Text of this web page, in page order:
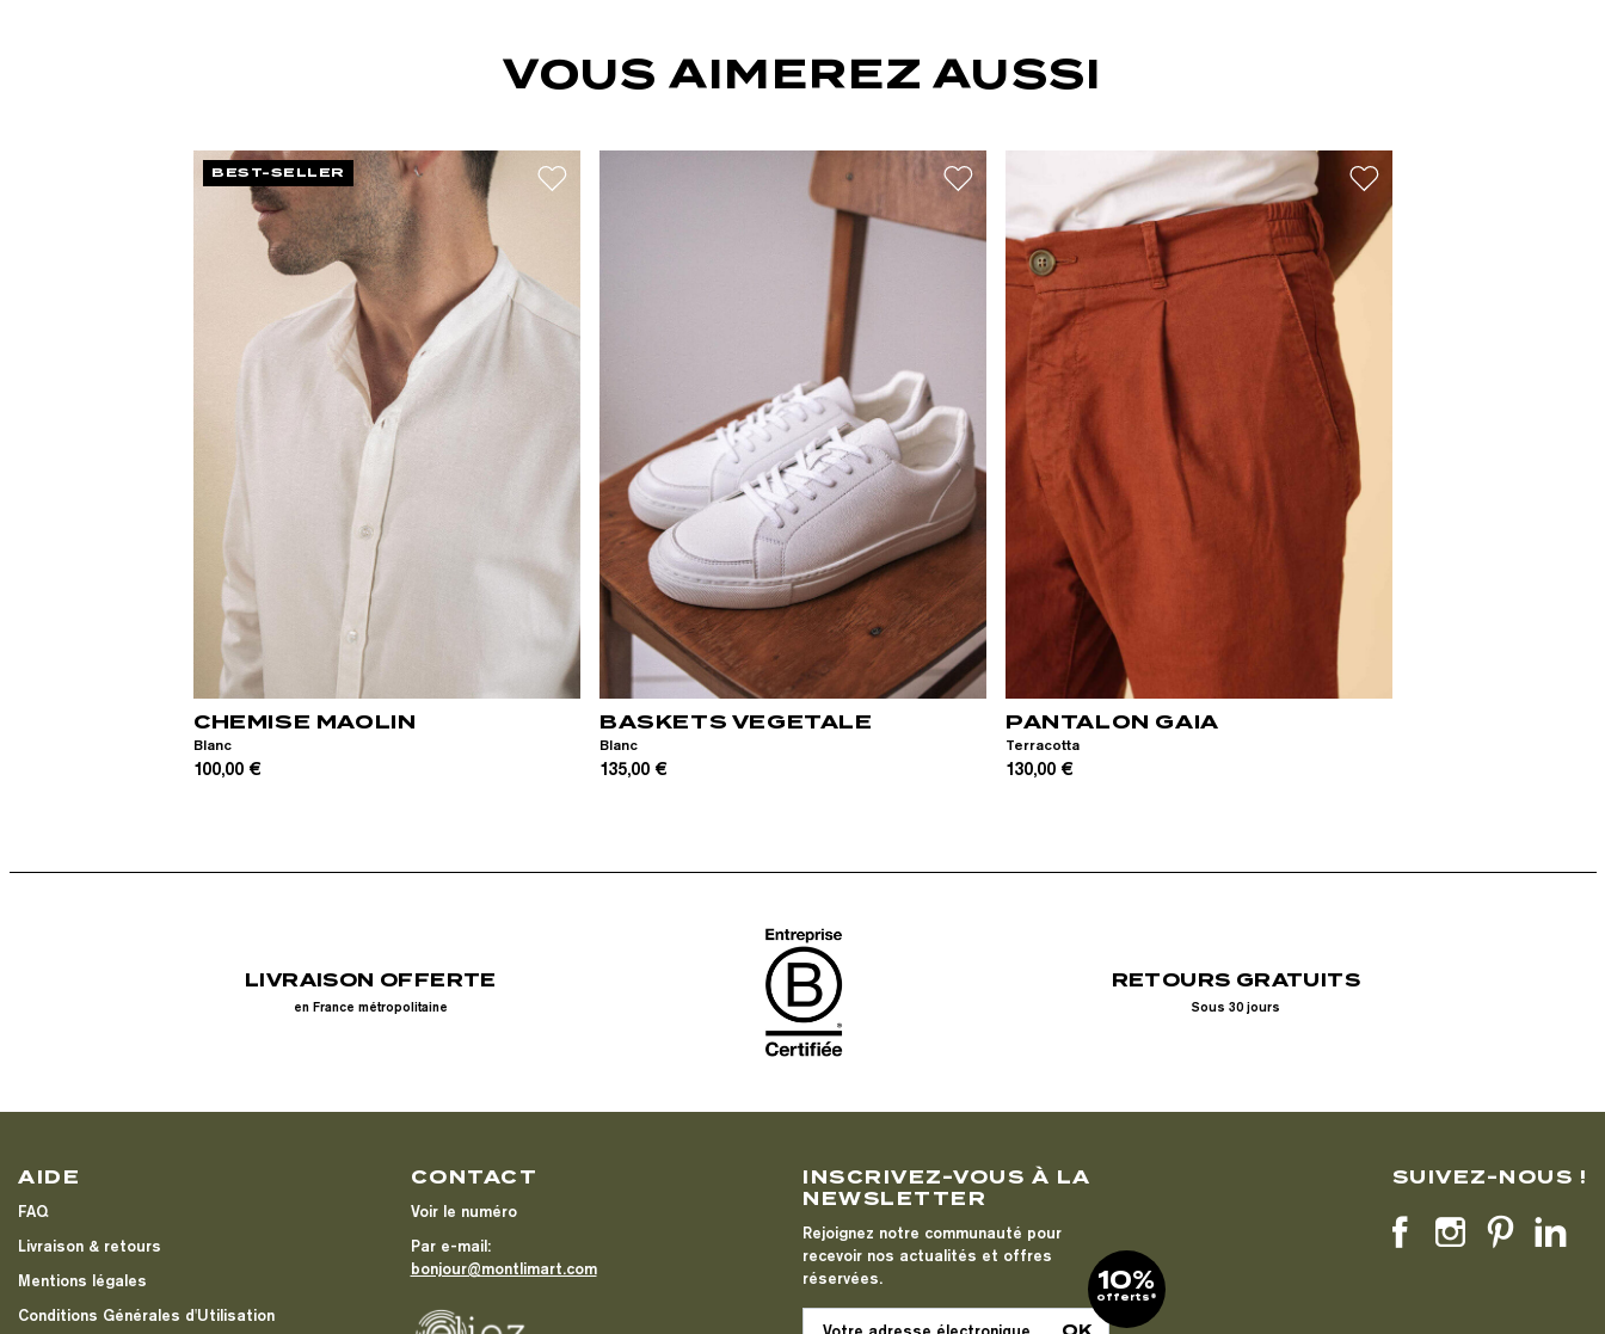
VOUS AIMEREZ AUSSI
BEST-SELLER
CHEMISE MAOLIN
Blanc
100,00 €
XS XL
BASKETS VEGETALE
Blanc
135,00 €
39 40 41 42 43
44
45
46
PANTALON GAIA
Terracotta
130,00 €
LIVRAISON OFFERTE
en France métropolitaine
RETOURS GRATUITS
Sous 30 jours
AIDE
FAQ
Livraison & retours
Mentions légales
Conditions Générales d'Utilisation
CONTACT
Voir le numéro
Par e-mail:
bonjour@montlimart.com
INSCRIVEZ-VOUS À LA
NEWSLETTER
Rejoignez notre communauté pour
recevoir nos actualités et offres
réservées.
10%
offerts*
SUIVEZ-NOUS !